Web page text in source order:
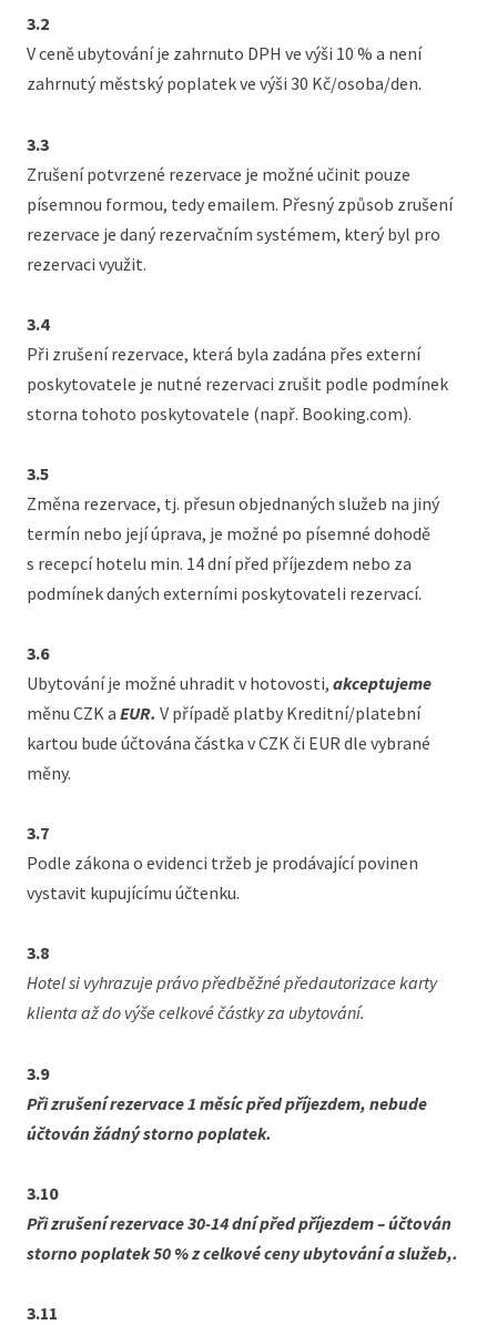
3.2
V ceně ubytování je zahrnuto DPH ve výši 10 % a není
zahrnutý městský poplatek ve výši 30 Kč/osoba/den.
3.3
Zrušení potvrzené rezervace je možné učinit pouze
písemnou formou, tedy emailem. Přesný způsob zrušení
rezervace je daný rezervačním systémem, který byl pro
rezervaci využit.
3.4
Při zrušení rezervace, která byla zadána přes externí
poskytovatele je nutné rezervaci zrušit podle podmínek
storna tohoto poskytovatele (např. Booking.com).
3.5
Změna rezervace, tj. přesun objednaných služeb na jiný
termín nebo její úprava, je možné po písemné dohodě
s recepcí hotelu min. 14 dní před příjezdem nebo za
podmínek daných externími poskytovateli rezervací.
3.6
Ubytování je možné uhradit v hotovosti, akceptujeme
měnu CZK a EUR. V případě platby Kreditní/platební
kartou bude účtována částka v CZK či EUR dle vybrané
měny.
3.7
Podle zákona o evidenci tržeb je prodávající povinen
vystavit kupujícímu účtenku.
3.8
Hotel si vyhrazuje právo předběžné předautorizace karty
klienta až do výše celkové částky za ubytování.
3.9
Při zrušení rezervace 1 měsíc před příjezdem, nebude
účtován žádný storno poplatek.
3.10
Při zrušení rezervace 30-14 dní před příjezdem – účtován
storno poplatek 50 % z celkové ceny ubytování a služeb,.
3.11